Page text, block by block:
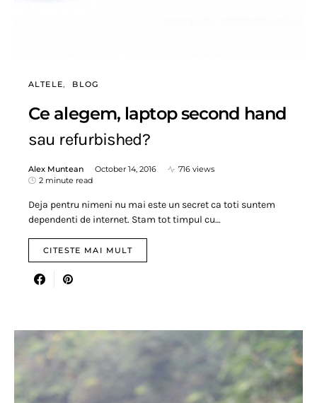
ALTELE BLOG
Ce alegem, laptop second hand
sau refurbished?
Alex Muntean October 14, 2016
716 views
2 minute read
Deja pentru nimeni nu mai este un secret ca toti suntem
dependenti de internet. Stam tot timpul cu…
CITESTE MAI MULT